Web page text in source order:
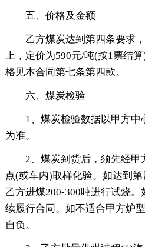
五、价格及金额
乙方煤炭达到第四条要求
上，定价为590元/吨(按1票结
格见本合同第七条第四款。
六、煤炭检验
1、煤炭检验数据以甲方
为准。
2、煤炭到货后，须先经
点(或车内)取样化验。如达到
乙方进煤200-300吨进行试烧
续履行合同。如不适合甲方炉
自负。